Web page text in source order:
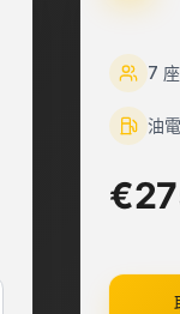
7
油